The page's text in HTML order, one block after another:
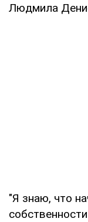
Людмила
"Я знаю, что